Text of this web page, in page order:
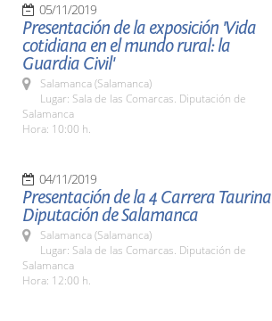
05/11/2019
Presentación de la exposición 'Vida
cotidiana en el mundo rural: la
Guardia Civil'
Salamanca (Salamanca)
Lugar: Sala de las Comarcas. Diputación de
Salamanca
Hora: 10:00 h.
04/11/2019
Presentación de la 4 Carrera Taurina
Diputación de Salamanca
Salamanca (Salamanca)
Lugar: Sala de las Comarcas. Diputación de
Salamanca
Hora: 12:00 h.